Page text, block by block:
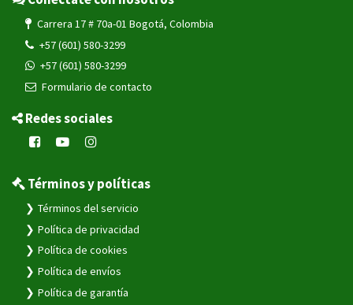
Carrera 17 # 70a-01 Bogotá, Colombia
+57 (601) 580-3299
+57 (601) 580-3299
Formulario de contacto
Redes sociales
Términos y políticas
Términos del servicio
Política de privacidad
Política de cookies
Política de envíos
Política de garantía